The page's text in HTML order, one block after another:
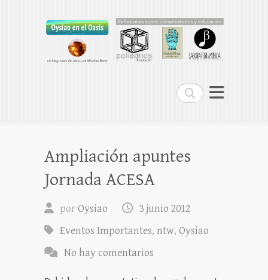
Buscar
Oysiao en el Oasis
Ampliación apuntes
Jornada ACESA
porOysiao
3 junio 2012
Eventos Importantes, ntw, Oysiao
No hay comentarios